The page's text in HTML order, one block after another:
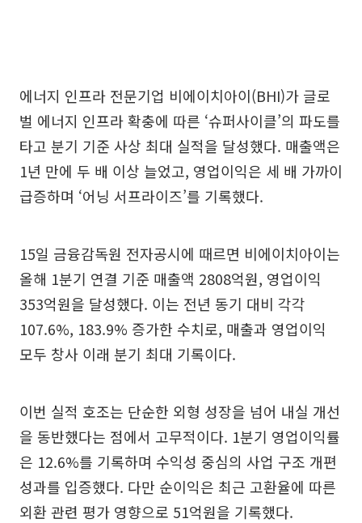
에너지 인프라 전문기업 비에이치아이(BHI)가 글로
벌 에너지 인프라 확충에 따른 ‘슈퍼사이클’의 파도를
타고 분기 기준 사상 최대 실적을 달성했다. 매출액은
1년 만에 두 배 이상 늘었고, 영업이익은 세 배 가까이
급증하며 ‘어닝 서프라이즈’를 기록했다.
15일 금융감독원 전자공시에 때르면 비에이치아이는
올해 1분기 연결 기준 매출액 2808억원, 영업이익
353억원을 달성했다. 이는 전년 동기 대비 각각
107.6%, 183.9% 증가한 수치로, 매출과 영업이익
모두 창사 이래 분기 최대 기록이다.
이번 실적 호조는 단순한 외형 성장을 넘어 내실 개선
을 동반했다는 점에서 고무적이다. 1분기 영업이익률
은 12.6%를 기록하며 수익성 중심의 사업 구조 개편
성과를 입증했다. 다만 순이익은 최근 고환율에 따른
외환 관련 평가 영향으로 51억원을 기록했다.